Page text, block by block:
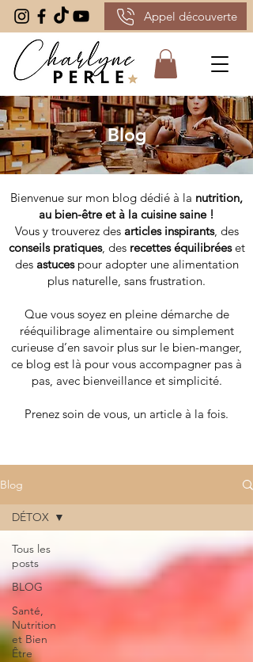
Appel découverte
Blog
Bienvenue sur mon blog dédié à la nutrition,
au bien-être et à la cuisine saine !
Vous y trouverez des articles inspirants, des
conseils pratiques, des recettes équilibréeset
des astuces pour adopter une alimentation
plus naturelle, sans frustration.
Que vous soyez en pleine démarche de
rééquilibrage alimentaire ou simplement
curieuse d’en savoir plus sur le bien-manger,
ce blog est là pour vous accompagner pas à
pas, avec bienveillance et simplicité.
Prenez soin de vous, un article à la fois.
Blog
Tous les
posts
BLOG
Santé,
Nutrition
et Bien
Être
DÉTOX